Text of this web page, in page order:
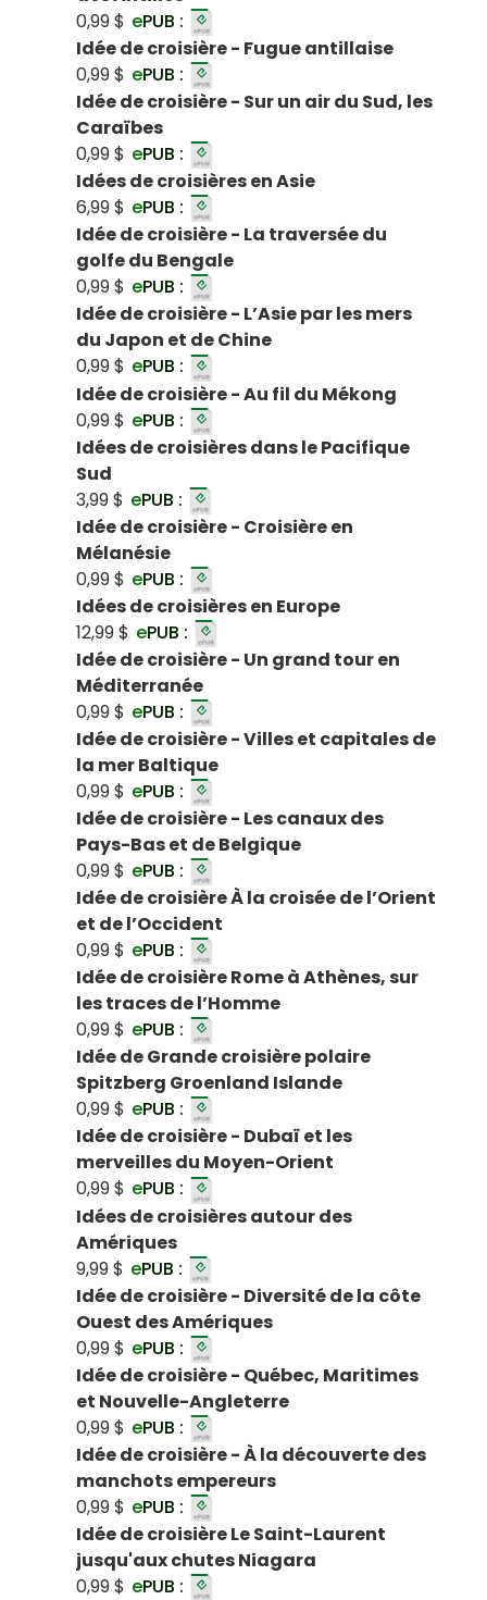
0,99 $ ePUB :
Idée de croisière - Fugue antillaise
0,99 $ ePUB :
Idée de croisière - Sur un air du Sud, les
Caraïbes
0,99 $ ePUB :
Idées de croisières en Asie
6,99 $ ePUB :
Idée de croisière - La traversée du
golfe du Bengale
0,99 $ ePUB :
Idée de croisière - L’Asie par les mers
du Japon et de Chine
0,99 $ ePUB :
Idée de croisière - Au fil du Mékong
0,99 $ ePUB :
Idées de croisières dans le Pacifique
Sud
3,99 $ ePUB :
Idée de croisière - Croisière en
Mélanésie
0,99 $ ePUB :
Idées de croisières en Europe
12,99 $ ePUB :
Idée de croisière - Un grand tour en
Méditerranée
0,99 $ ePUB :
Idée de croisière - Villes et capitales de
la mer Baltique
0,99 $ ePUB :
Idée de croisière - Les canaux des
Pays-Bas et de Belgique
0,99 $ ePUB :
Idée de croisière À la croisée de l’Orient
et de l’Occident
0,99 $ ePUB :
Idée de croisière Rome à Athènes, sur
les traces de l’Homme
0,99 $ ePUB :
Idée de Grande croisière polaire
Spitzberg Groenland Islande
0,99 $ ePUB :
Idée de croisière - Dubaï et les
merveilles du Moyen-Orient
0,99 $ ePUB :
Idées de croisières autour des
Amériques
9,99 $ ePUB :
Idée de croisière - Diversité de la côte
Ouest des Amériques
0,99 $ ePUB :
Idée de croisière - Québec, Maritimes
et Nouvelle-Angleterre
0,99 $ ePUB :
Idée de croisière - À la découverte des
manchots empereurs
0,99 $ ePUB :
Idée de croisière Le Saint-Laurent
jusqu'aux chutes Niagara
0,99 $ ePUB :